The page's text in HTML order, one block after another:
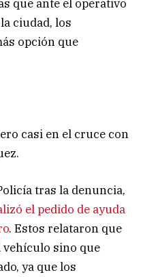
que ante el operativo
ciudad, los
opción que
casi en el cruce con
tras la denuncia,
el pedido de ayuda
. Estos relataron que
vehículo sino que
ya que los